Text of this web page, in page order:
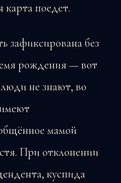
карта поедет.
зафиксирована без
рождения — вот
не знают, во
мамой
При отклонении
куспида